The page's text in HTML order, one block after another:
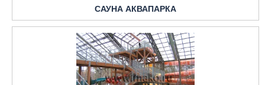
САУНА АКВАПАРКА